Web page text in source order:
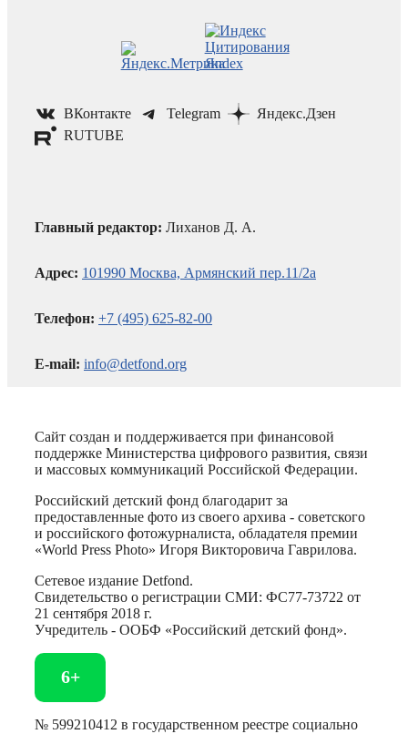
ВКонтакте Telegram
Яндекс.Дзен
RUTUBE
Главный редактор: Лиханов Д. А.
Адрес: 101990 Москва, Армянский пер.11/2а
Телефон: +7 (495) 625-82-00
E-mail: info@detfond.org
Сайт создан и поддерживается при финансовой
поддержке Министерства цифрового развития, связи
и массовых коммуникаций Российской Федерации.
Российский детский фонд благодарит за
предоставленные фото из своего архива - советского
и российского фотожурналиста, обладателя премии
«World Press Photo» Игоря Викторовича Гаврилова.
Сетевое издание Detfond.
Свидетельство о регистрации СМИ: ФС77-73722 от
21 сентября 2018 г.
Учредитель - ООБФ «Российский детский фонд».
6+
№ 599210412 в государственном реестре социально